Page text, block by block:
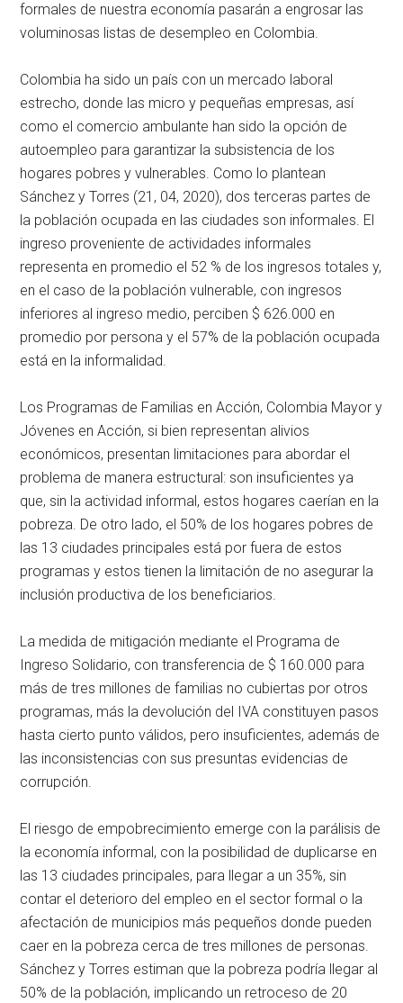
formales de nuestra economía pasarán a engrosar las
voluminosas listas de desempleo en Colombia.
Colombia ha sido un país con un mercado laboral
estrecho, donde las micro y pequeñas empresas, así
como el comercio ambulante han sido la opción de
autoempleo para garantizar la subsistencia de los
hogares pobres y vulnerables. Como lo plantean
Sánchez y Torres (21, 04, 2020), dos terceras partes de
la población ocupada en las ciudades son informales. El
ingreso proveniente de actividades informales
representa en promedio el 52 % de los ingresos totales y,
en el caso de la población vulnerable, con ingresos
inferiores al ingreso medio, perciben $ 626.000 en
promedio por persona y el 57% de la población ocupada
está en la informalidad.
Los Programas de Familias en Acción, Colombia Mayor y
Jóvenes en Acción, si bien representan alivios
económicos, presentan limitaciones para abordar el
problema de manera estructural: son insuficientes ya
que, sin la actividad informal, estos hogares caerían en la
pobreza. De otro lado, el 50% de los hogares pobres de
las 13 ciudades principales está por fuera de estos
programas y estos tienen la limitación de no asegurar la
inclusión productiva de los beneficiarios.
La medida de mitigación mediante el Programa de
Ingreso Solidario, con transferencia de $ 160.000 para
más de tres millones de familias no cubiertas por otros
programas, más la devolución del IVA constituyen pasos
hasta cierto punto válidos, pero insuficientes, además de
las inconsistencias con sus presuntas evidencias de
corrupción.
El riesgo de empobrecimiento emerge con la parálisis de
la economía informal, con la posibilidad de duplicarse en
las 13 ciudades principales, para llegar a un 35%, sin
contar el deterioro del empleo en el sector formal o la
afectación de municipios más pequeños donde pueden
caer en la pobreza cerca de tres millones de personas.
Sánchez y Torres estiman que la pobreza podría llegar al
50% de la población, implicando un retroceso de 20